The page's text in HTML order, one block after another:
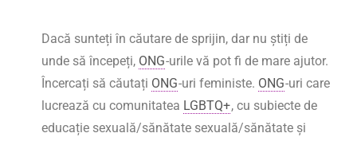
Dacă sunteți în căutare de sprijin, dar nu știți de
unde să începeți, ONG-urile vă pot fi de mare ajutor.
Încercați să căutați ONG-uri feministe. ONG-uri care
lucrează cu comunitatea LGBTQ+, cu subiecte de
educație sexuală/sănătate sexuală/sănătate și